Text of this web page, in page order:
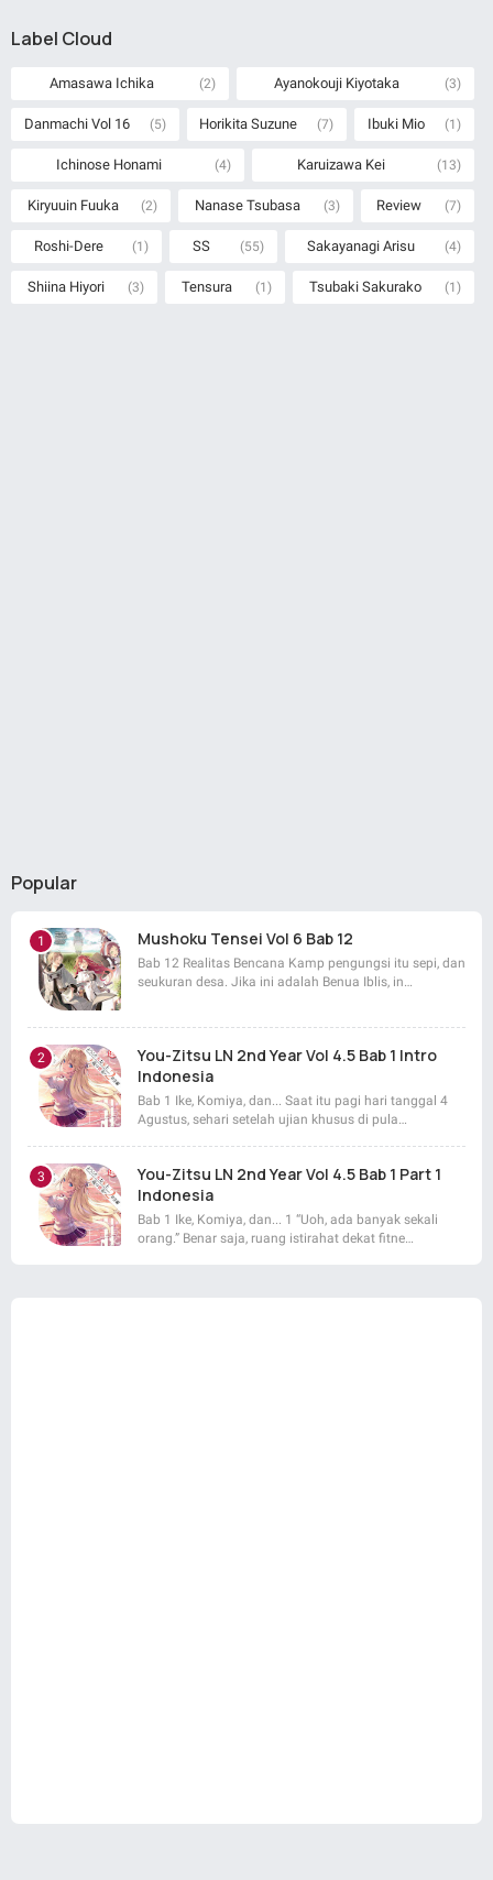
Label Cloud
Amasawa Ichika (2) Ayanokouji Kiyotaka (3)
Danmachi Vol 16 (5) Horikita Suzune (7) Ibuki Mio (1)
Ichinose Honami (4) Karuizawa Kei (13)
Kiryuuin Fuuka (2) Nanase Tsubasa (3) Review (7)
Roshi-Dere (1) SS (55) Sakayanagi Arisu (4)
Shiina Hiyori (3) Tensura (1) Tsubaki Sakurako (1)
Popular
Mushoku Tensei Vol 6 Bab 12
Bab 12 Realitas Bencana Kamp pengungsi itu sepi, dan
seukuran desa. Jika ini adalah Benua Iblis, in…
You-Zitsu LN 2nd Year Vol 4.5 Bab 1 Intro
Indonesia
Bab 1 Ike, Komiya, dan... Saat itu pagi hari tanggal 4
Agustus, sehari setelah ujian khusus di pula…
You-Zitsu LN 2nd Year Vol 4.5 Bab 1 Part 1
Indonesia
Bab 1 Ike, Komiya, dan... 1 “Uoh, ada banyak sekali
orang.” Benar saja, ruang istirahat dekat fitne…